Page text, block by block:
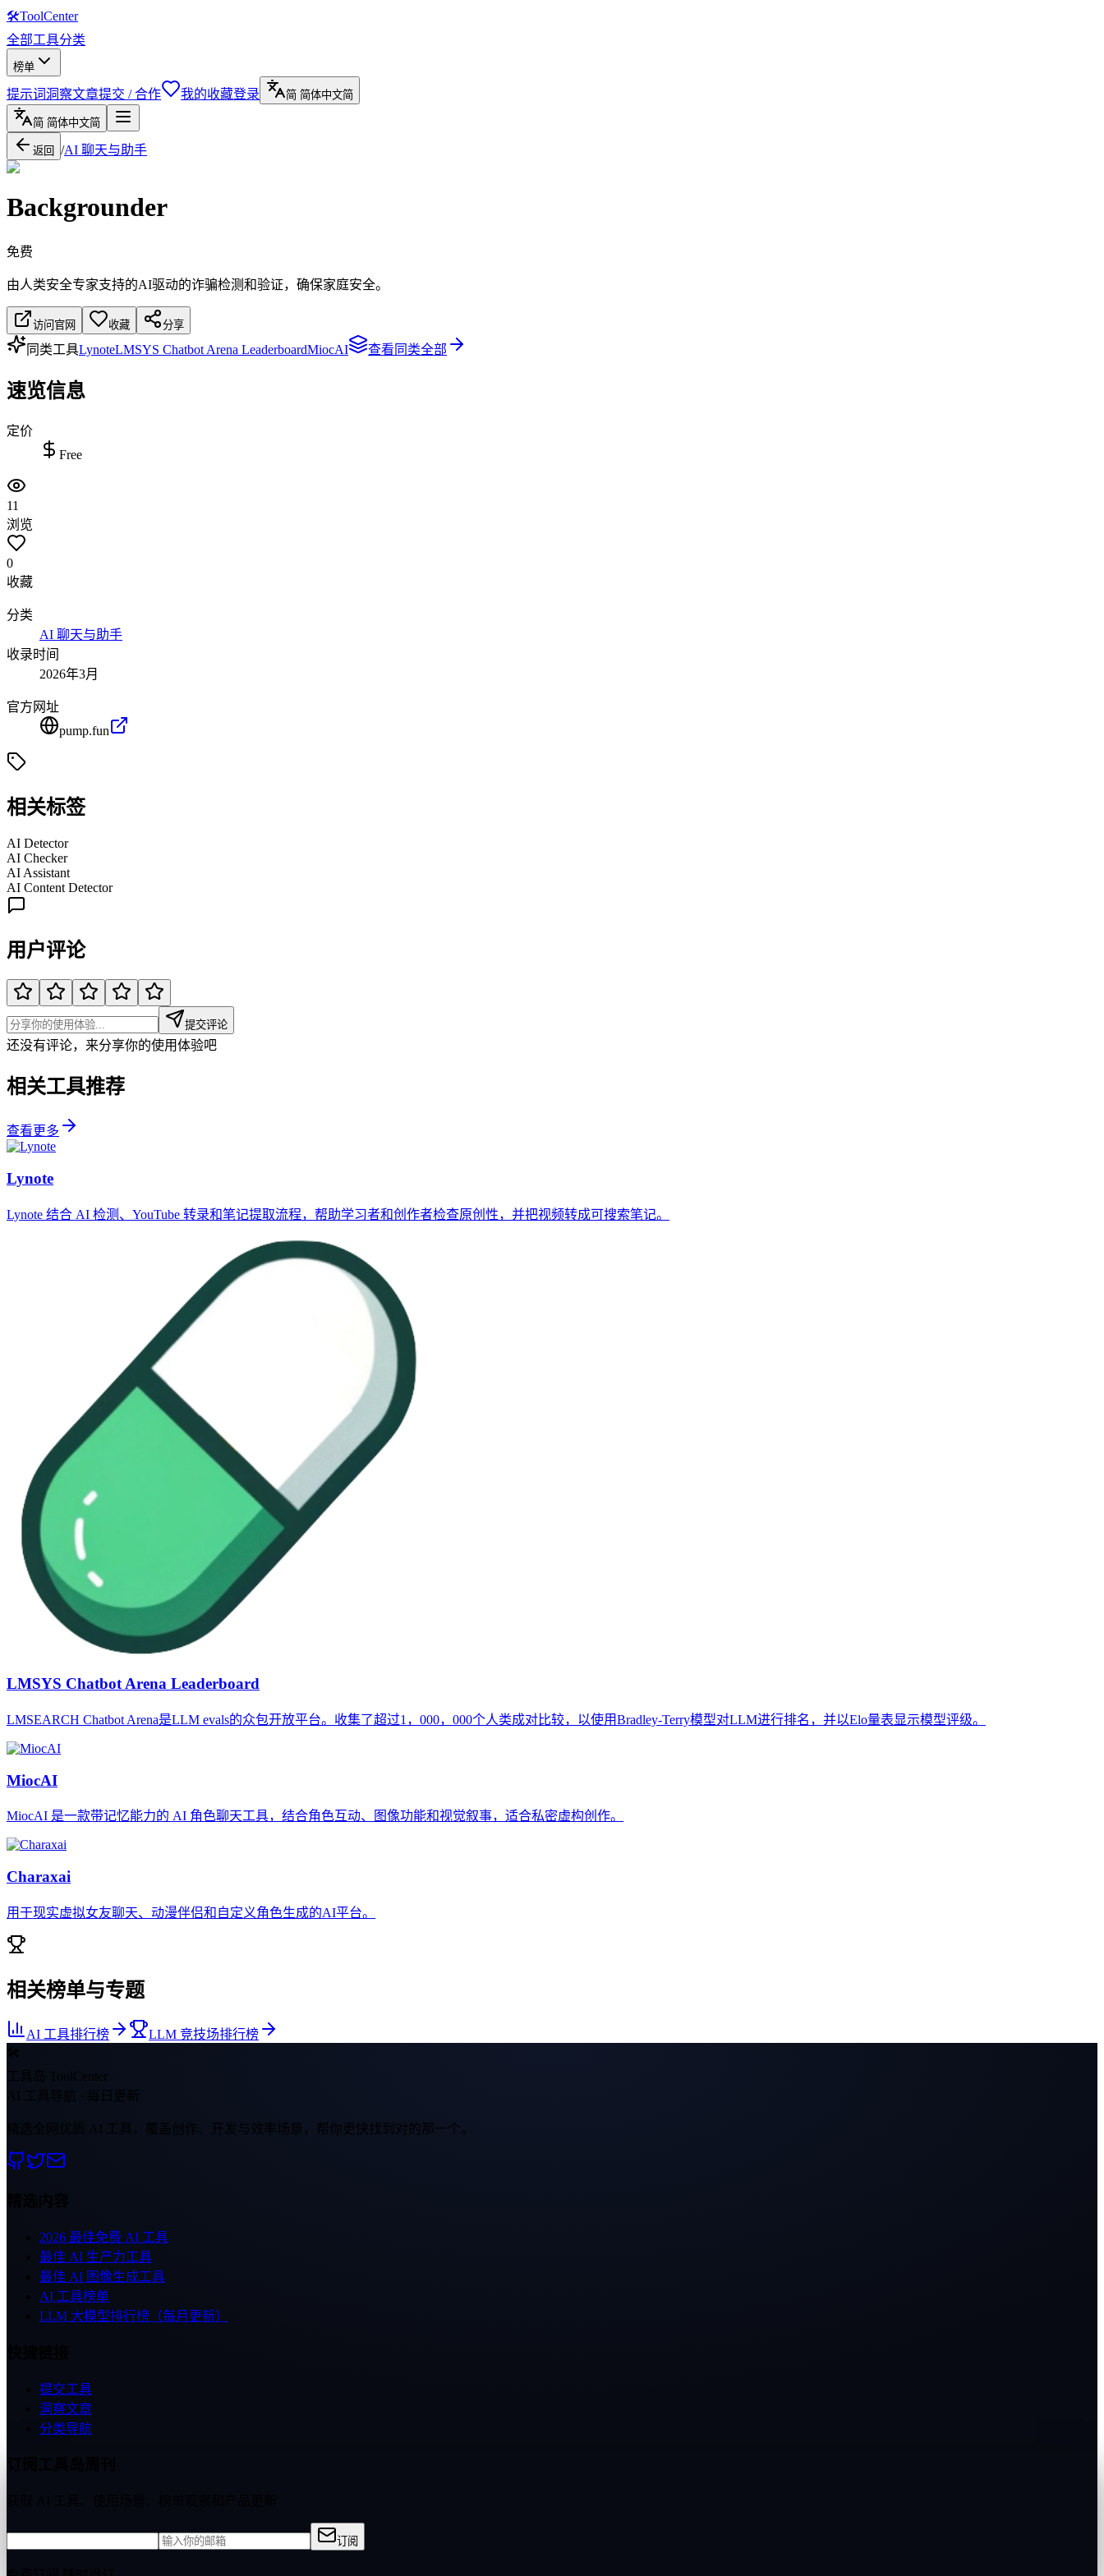
🛠ToolCenter
全部工具分类
榜单
提示词洞察文章提交 / 合作 我的收藏登录 简 简体中文简
简 简体中文简
返回 /AI 聊天与助手
Backgrounder
免费
由人类安全专家支持的AI驱动的诈骗检测和验证，确保家庭安全。
访问官网 收藏 分享
同类工具LynoteLMSYS Chatbot Arena LeaderboardMiocAI 查看同类全部
速览信息
定价
Free
11
浏览
0
收藏
分类
AI 聊天与助手
收录时间
2026年3月
官方网址
pump.fun
相关标签
AI Detector
AI Checker
AI Assistant
AI Content Detector
用户评论
提交评论
还没有评论，来分享你的使用体验吧
相关工具推荐
查看更多
Lynote
Lynote 结合 AI 检测、YouTube 转录和笔记提取流程，帮助学习者和创作者检查原创性，并把视频转成可搜索笔记。
LMSYS Chatbot Arena Leaderboard
LMSEARCH Chatbot Arena是LLM evals的众包开放平台。收集了超过1，000，000个人类成对比较，以使用Bradley-Terry模型对LLM进行排名，并以Elo量表显示模型评级。
MiocAI
MiocAI 是一款带记忆能力的 AI 角色聊天工具，结合角色互动、图像功能和视觉叙事，适合私密虚构创作。
Charaxai
用于现实虚拟女友聊天、动漫伴侣和自定义角色生成的AI平台。
相关榜单与专题
AI 工具排行榜
LLM 竞技场排行榜
🛠
工具岛 ToolCenter
AI 工具导航 · 每日更新
精选全网优质 AI 工具，覆盖创作、开发与效率场景，帮你更快找到对的那一个。
2026 最佳免费 AI 工具
最佳 AI 生产力工具
最佳 AI 图像生成工具
AI 工具榜单
LLM 大模型排行榜（每月更新）
提交工具
洞察文章
分类导航
订阅